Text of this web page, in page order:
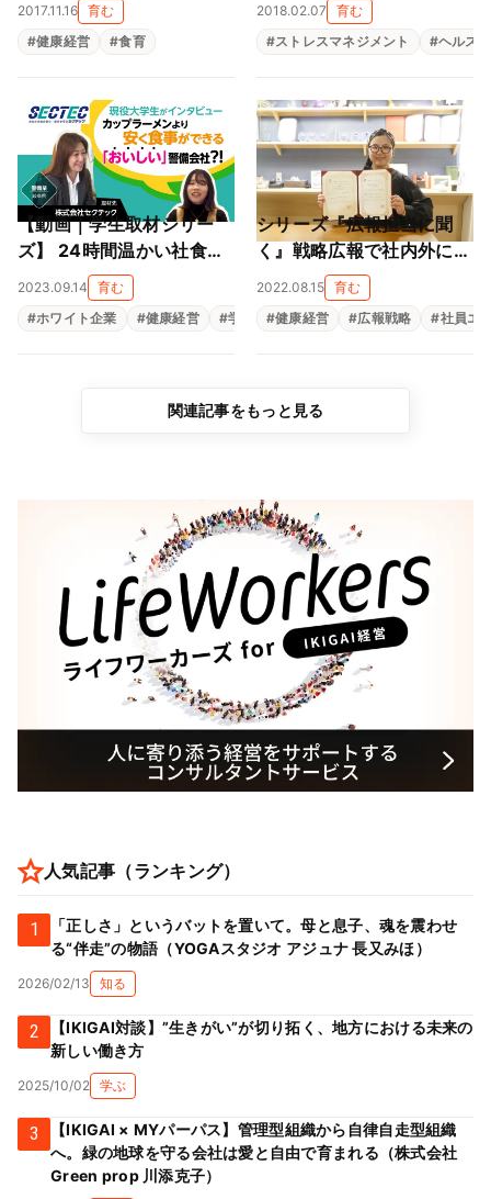
2017.11.16 育む
#健康経営 #食育
2018.02.07
育む
#ストレスマネジメント #ヘルス
【動画｜学生取材シリー
ズ】 24時間温かい社食は
社員を癒やす安心の場
（Vol.13 株式会社セク
テック）
2023.09.14
育む
#ホワイト企業 #健康経営 #学生インタビュー #就活
シリーズ『広報担当に聞
く』戦略広報で社内外に効
果的な情報発信（ファイブ
グループ）
2022.08.15 育む
#健康経営 #広報戦略 #社員エ
関連記事をもっと見る
人気記事（ランキング）
1
「正しさ」というバットを置いて。母と息子、魂を震わせ
る“伴走”の物語（YOGAスタジオ アジュナ 長又みほ）
2026/02/13 知る
2
【IKIGAI対談】”生きがい”が切り拓く、地方における未来の
新しい働き方
2025/10/02 学ぶ
3
【IKIGAI × MYパーパス】管理型組織から自律自走型組織
へ。緑の地球を守る会社は愛と自由で育まれる（株式会社
Green prop 川添克子）